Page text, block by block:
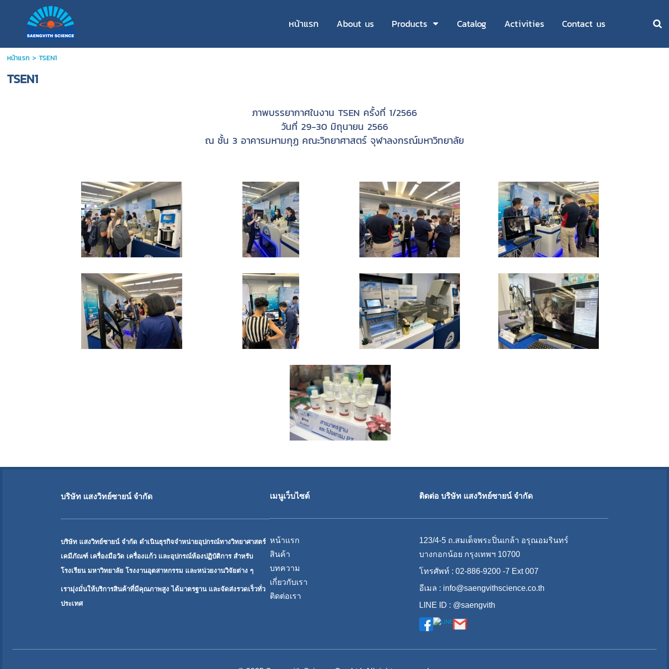
หน้าแรก About us Products Catalog Activities Contact us
หน้าแรก > TSEN1
TSEN1
ภาพบรรยากาศในงาน TSEN ครั้งที่ 1/2566
วันที่ 29-30 มิถุนายน 2566
ณ ชั้น 3 อาคารมหามกุฏ คณะวิทยาศาสตร์ จุฬาลงกรณ์มหาวิทยาลัย
บริษัท แสงวิทย์ซายน์ จำกัด
บริษัท แสงวิทย์ซายน์ จำกัด ดำเนินธุรกิจจำหน่ายอุปกรณ์ทางวิทยาศาสตร์
เคมีภัณฑ์ เครื่องมือวัด เครื่องแก้ว และอุปกรณ์ห้องปฏิบัติการ สำหรับ
โรงเรียน มหาวิทยาลัย โรงงานอุตสาหกรรม และหน่วยงานวิจัยต่าง ๆ
เรามุ่งมั่นให้บริการสินค้าที่มีคุณภาพสูง ได้มาตรฐาน และจัดส่งรวดเร็วทั่ว
ประเทศ
เมนูเว็บไซต์
หน้าแรก
สินค้า
บทความ
เกี่ยวกับเรา
ติดต่อเรา
ติดต่อ บริษัท แสงวิทย์ซายน์ จำกัด
123/4-5 ถ.สมเด็จพระปิ่นเกล้า อรุณอมรินทร์
บางกอกน้อย กรุงเทพฯ 10700
โทรศัพท์ : 02-886-9200 -7 Ext 007
อีเมล : info@saengvithscience.co.th
LINE ID : @saengvith